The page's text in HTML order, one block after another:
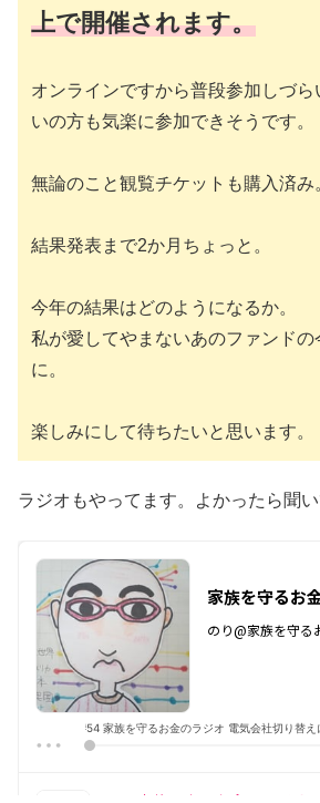
上で開催されます。
オンラインですから普段参加しづら
いの方も気楽に参加できそうです。
無論のこと観覧チケットも購入済み
結果発表まで2か月ちょっと。
今年の結果はどのようになるか。
私が愛してやまないあのファンド
に。
楽しみにして待ちたいと思います。
ラジオもやってます。よかったら聞い